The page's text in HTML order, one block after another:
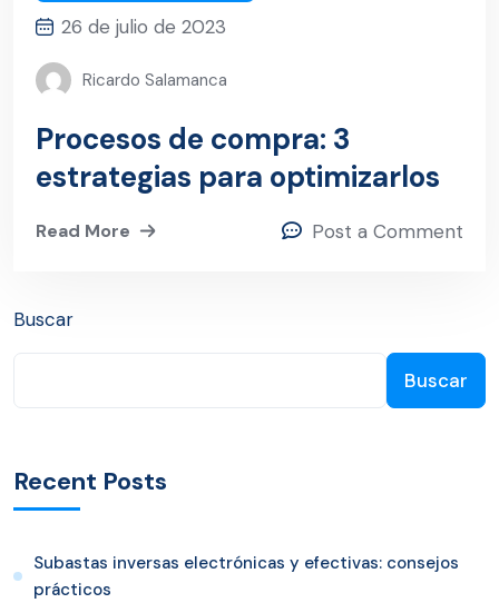
26 de julio de 2023
Ricardo Salamanca
Procesos de compra: 3
estrategias para optimizarlos
Read More Post a Comment
Buscar
Buscar
Recent Posts
Subastas inversas electrónicas y efectivas: consejos
prácticos